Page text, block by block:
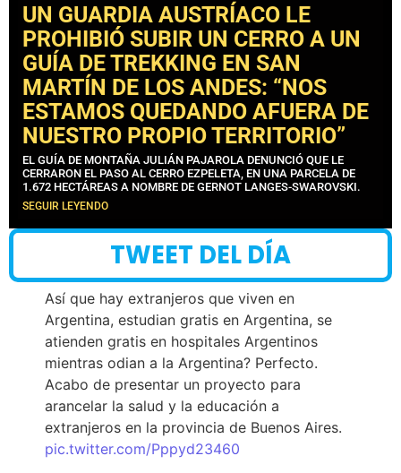
UN GUARDIA AUSTRÍACO LE
PROHIBIÓ SUBIR UN CERRO A UN
GUÍA DE TREKKING EN SAN
MARTÍN DE LOS ANDES: “NOS
ESTAMOS QUEDANDO AFUERA DE
NUESTRO PROPIO TERRITORIO”
EL GUÍA DE MONTAÑA JULIÁN PAJAROLA DENUNCIÓ QUE LE
CERRARON EL PASO AL CERRO EZPELETA, EN UNA PARCELA DE
1.672 HECTÁREAS A NOMBRE DE GERNOT LANGES-SWAROVSKI.
SEGUIR LEYENDO
TWEET DEL DÍA
Así que hay extranjeros que viven en
Argentina, estudian gratis en Argentina, se
atienden gratis en hospitales Argentinos
mientras odian a la Argentina? Perfecto.
Acabo de presentar un proyecto para
arancelar la salud y la educación a
extranjeros en la provincia de Buenos Aires.
pic.twitter.com/Pppyd23460